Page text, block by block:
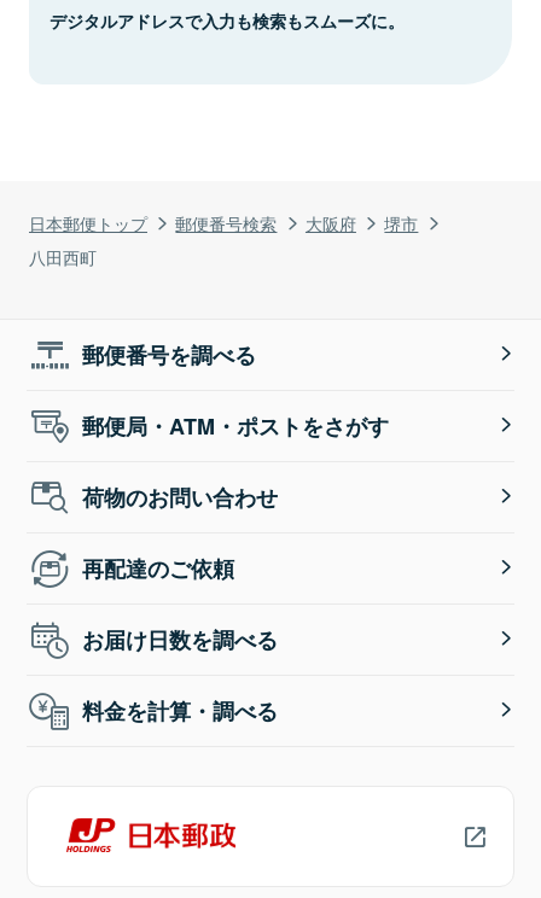
日本郵便トップ 郵便番号検索 大阪府
堺市
八田西町
デジタルアドレスで入力も検索もスムーズに。
郵便番号を調べる
郵便局・ATM・ポストをさがす
荷物のお問い合わせ
再配達のご依頼
お届け日数を調べる
料金を計算・調べる